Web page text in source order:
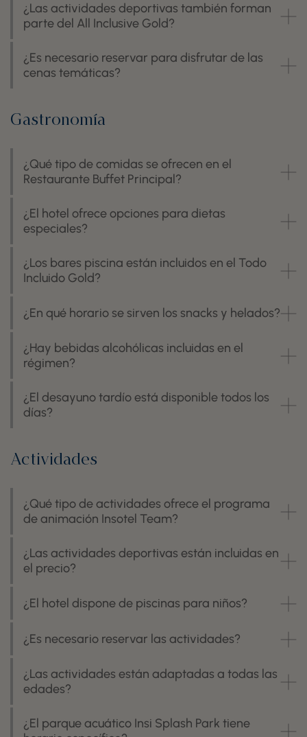
¿Las actividades deportivas también forman
parte del All Inclusive Gold?
¿Es necesario reservar para disfrutar de las
cenas temáticas?
Gastronomía
¿Qué tipo de comidas se ofrecen en el
Restaurante Buffet Principal?
¿El hotel ofrece opciones para dietas
especiales?
¿Los bares piscina están incluidos en el Todo
Incluido Gold?
¿En qué horario se sirven los snacks y helados?
¿Hay bebidas alcohólicas incluidas en el
régimen?
¿El desayuno tardío está disponible todos los
días?
Actividades
¿Qué tipo de actividades ofrece el programa
de animación Insotel Team?
¿Las actividades deportivas están incluidas en
el precio?
¿El hotel dispone de piscinas para niños?
¿Es necesario reservar las actividades?
¿Las actividades están adaptadas a todas las
edades?
¿El parque acuático Insi Splash Park tiene